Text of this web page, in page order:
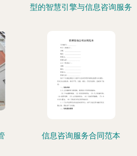
型的智慧引擎与信息咨询服务
信息咨询服务合同范本